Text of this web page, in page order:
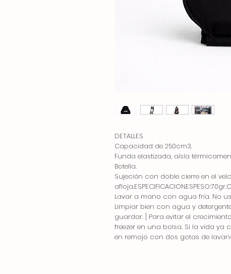
DETALLES
Capacidad de 250cm3.
Funda elastizada, aísla
Botella.
Sujeción con doble cierre en el
Lavar a mano con agua fría. No
Limpiar bien con agua y
guardar. [ Para evitar el
freezer en una bolsa. Si la vida ya
en remojo con dos gotas de